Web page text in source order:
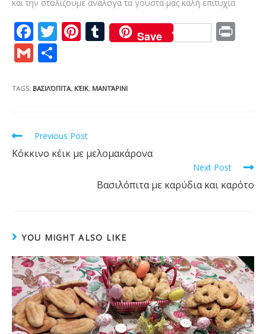
και την στολίζουμε ανάλογα τα γούστα μας καλή επιτυχία
F
ac
e
b
o
k
T
er
Pi
e
T
u
bl
Save
G
ai ar
TAGS: ΒΑΣΙΛΌΠΙΤΑ, ΚΈΙΚ, ΜΑΝΤΆΡΙΝΙ
Read
more
articles
Previous Post
Κόκκινο κέικ με μελομακάρονα
Next Post
Βασιλόπιτα με καρύδια και καρότο
YOU MIGHT ALSO LIKE